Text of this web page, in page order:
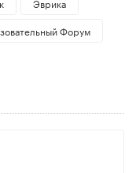
Форум